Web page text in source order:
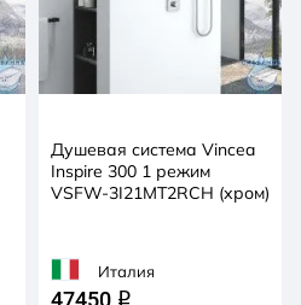
Душевая система Vincea
Inspire 300 1 режим
VSFW-3I21MT2RCH (хром)
Италия
47450 q